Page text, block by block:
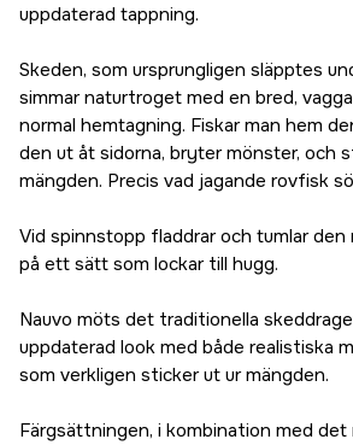
199 kr
199 kr
uppdaterad tappning.
Skeden, som ursprungligen släpptes
simmar naturtroget med en bred,
normal hemtagning. Fiskar man hem
den ut åt sidorna, bryter mönster, och
mängden. Precis vad jagande rovfisk
Vid spinnstopp fladdrar och tumlar
på ett sätt som lockar till hugg.
Nauvo möts det traditionella
uppdaterad look med både realistiska
som verkligen sticker ut ur mängden.
Färgsättningen, i kombination med